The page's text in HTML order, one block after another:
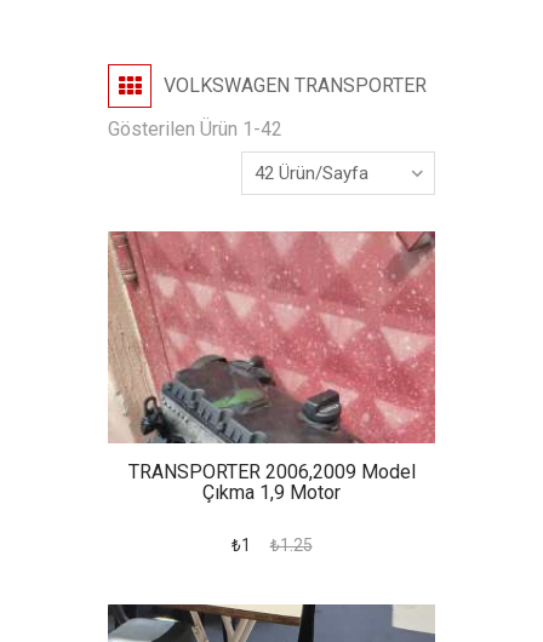
VOLKSWAGEN TRANSPORTER
Gösterilen Ürün 1-42
TRANSPORTER 2006,2009 Model
Çıkma 1,9 Motor
₺1 ₺1.25